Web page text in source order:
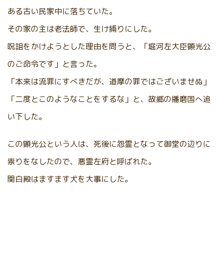
ある古い民家中に落ちていた。
その家の主は老法師で、生け捕りにした。
呪詛をかけようとした理由を問うと、「堀河左大臣顕光公
のご命令です」と言った。
「本来は流罪にすべきだが、道摩の罪ではございませぬ」
「二度とこのようなことをするな」と、故郷の播磨国へ追
い下した。
この顕光公という人は、死後に怨霊となって御堂の辺りに
祟りをなしたので、悪霊左府と呼ばれた。
関白殿はますます犬を大事にした。